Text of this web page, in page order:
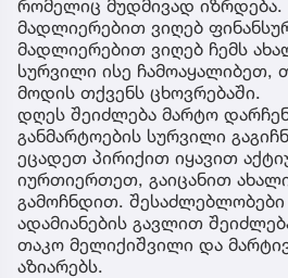
რომელიც მუდმივად იზრდება.
მადლიერებით ვიღებ
მადლიერებით ვიღებ ჩემს
სურვილი ისე ჩამოაყალიბეთ,
მოდის თქვენს ცხოვრებაში.
დღეს შეიძლება მარტო
განმარტოების სურვილი
ეცადეთ პირიქით იყავით
იურთიერთეთ, გაიცანით
გამოჩნდით.
ადამიანების გავლით
თაკო მელიქიშვილი და
აზიარებს.